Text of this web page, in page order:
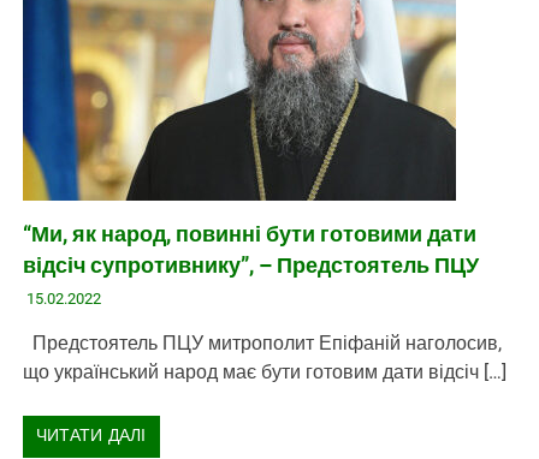
“Ми, як народ, повинні бути готовими дати
відсіч супротивнику”, – Предстоятель ПЦУ
15.02.2022
Предстоятель ПЦУ митрополит Епіфаній наголосив,
що український народ має бути готовим дати відсіч […]
ЧИТАТИ ДАЛІ